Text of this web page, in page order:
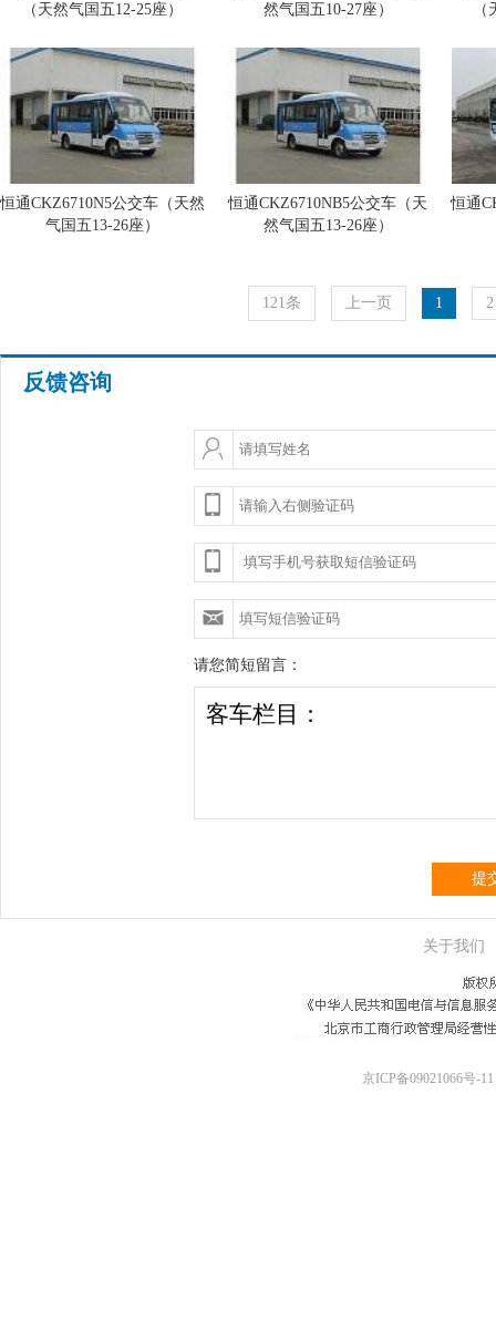
（天然气国五12-25座）
然气国五10-27座）
恒通CKZ6710N5公交车（天然
气国五13-26座）
恒通CKZ6710NB5公交车（天
然气国五13-26座）
恒通
121条 上一页 1 2
反馈咨询
请您简短留言：
提
关于我们
京ICP备09021066号-11